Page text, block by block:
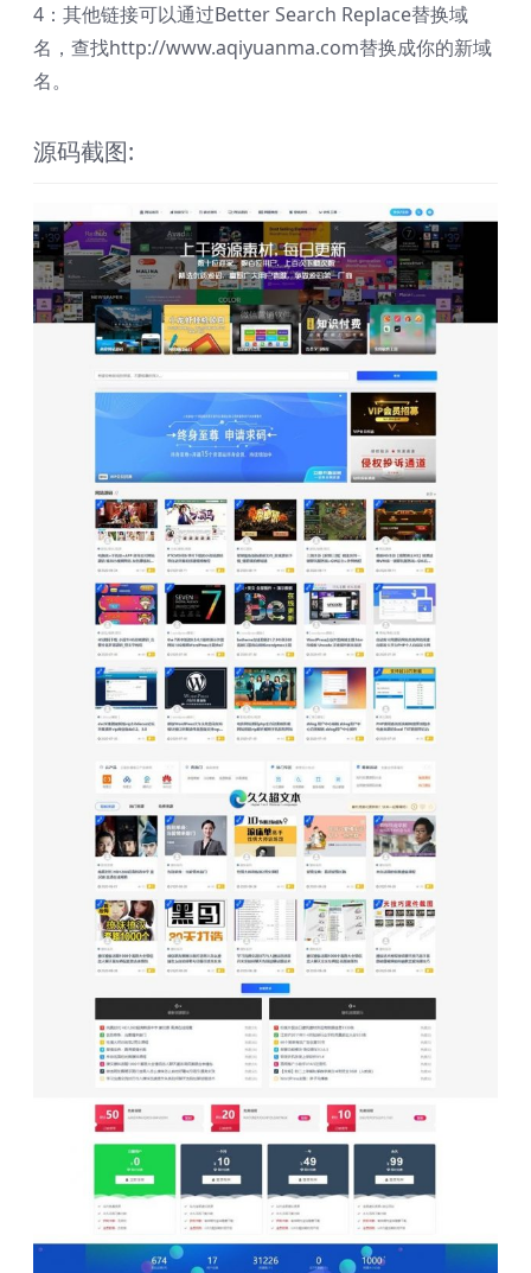
4：其他链接可以通过Better Search Replace替换域
名，查找http://www.aqiyuanma.com替换成你的新域
名。
源码截图: